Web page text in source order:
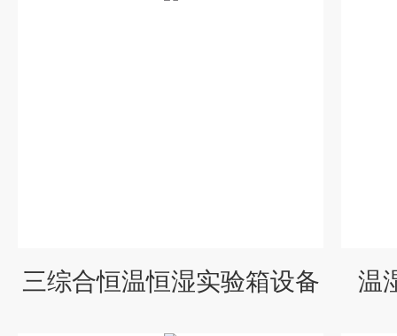
三综合恒温恒湿实验箱设备 温